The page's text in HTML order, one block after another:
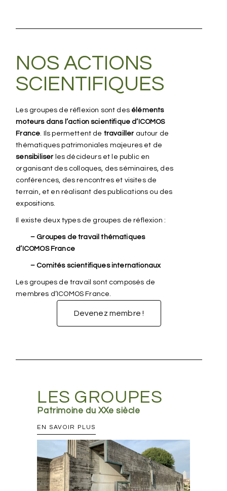
NOS ACTIONS
SCIENTIFIQUES
Les groupes de réflexion sont des éléments
moteurs dans l’action scientifique d’ICOMOS
France . Ils permettent de travaillerautour de
thématiques patrimoniales majeures et de
sensibiliserles décideurs et le public en
organisant des colloques, des séminaires, des
conférences, des rencontres et visites de
terrain, et en réalisant des publications ou des
expositions.
Il existe deux types de groupes de réflexion :
– Groupes de travail thématiques
d’ICOMOS France
– Comités scientifiques internationaux
Les groupes de travail sont composés de
membres d’ICOMOS France.
Devenez membre !
LES GROUPES
Patrimoine du XXe siècle
EN SAVOIR PLUS